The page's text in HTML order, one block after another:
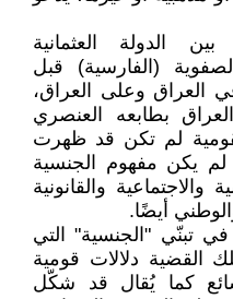
الدولة العثمانية
(الفارسية) قبل
العراق وعلى العراق،
بطابعه العنصري
لم تكن قد ظهرت
يكن مفهوم الجنسية
والاجتماعية والقانونية
أيضًا.
تبنّي "الجنسية" التي
القضية دلالات قومية
كما يُقال قد شكّل